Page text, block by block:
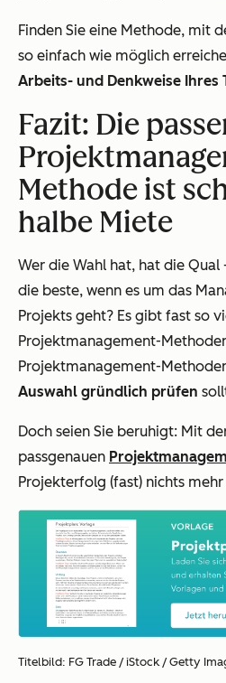
Finden Sie eine Methode, mit
so einfach wie möglich
Arbeits- und Denkweise Ihres
Fazit: Die
Methode ist
halbe Miete
Wer die Wahl hat, hat die
die beste, wenn es um das
Projekts geht? Es gibt fast so
Projektmanagement-
Projektmanagement-
Auswahl gründlich prüfen
Doch seien Sie beruhigt: Mit
passgenauen
Projekterfolg (fast) nichts
Titelbild: FG Trade / iStock / Getty